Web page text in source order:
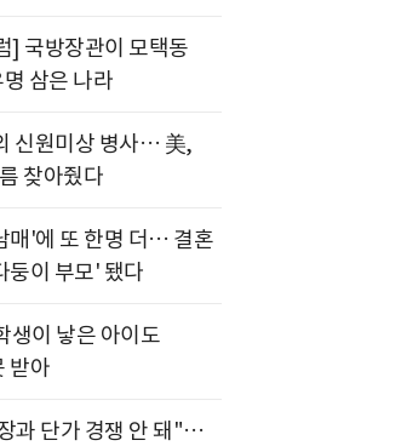
] 국방장관이 모택동
삼은 나라
신원미상 병사… 美,
찾아줬다
매'에 또 한명 더… 결혼
둥이 부모' 됐다
생이 낳은 아이도
받아
과 단가 경쟁 안 돼"…